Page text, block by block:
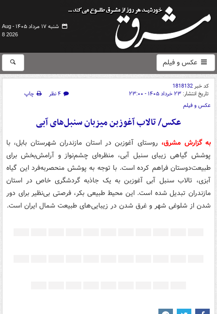
شنبه ۱۷ مرداد ۱۴۰۵ -
Aug
8 2026
عکس و فیلم
کد خبر1818132
تاریخ انتشار: ۲۳ خرداد ۱۴۰۵ - ۲۳:۰۰ ۴ نظر
چاپ
عکس و فیلم
عکس/ تالاب آغوزبن میزبان سنبل‌های آبی
به گزارش مشرق، روستای آغوزبن در استان مازندران شهرستان بابل، با
پوشش گیاهی زیبای سنبل آبی، منظره‌ای چشم‌نواز و آرامش‌بخش برای
طبیعت‌دوستان فراهم کرده است. با توجه به پوشش منحصربه‌فرد این گیاه
آبزی، تالاب سنبل آبی آغوزبن به یک جاذبه گردشگری خاص در استان
مازندران تبدیل شده است. این محیط طبیعی بکر، فرصتی بی‌نظیر برای دور
شدن از شلوغی شهر و غرق شدن در زیبایی‌های طبیعت شمال ایران است.